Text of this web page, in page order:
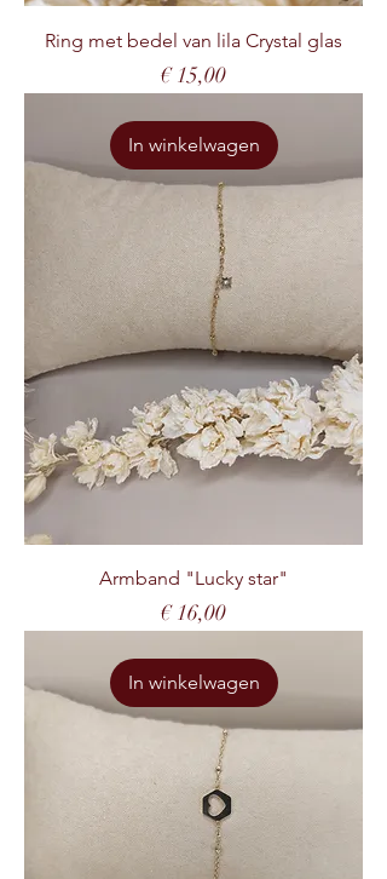
Ring met bedel van lila Crystal glas
Prijs
€ 15,00
In winkelwagen
Armband "Lucky star"
Prijs
€ 16,00
In winkelwagen